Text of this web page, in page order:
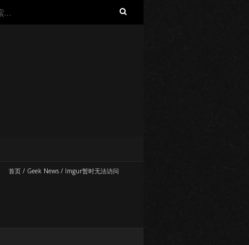
首页 / Geek News / Imgur暂时无法访问